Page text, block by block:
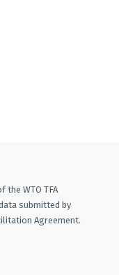
WTO TFA
submitted by
Agreement.